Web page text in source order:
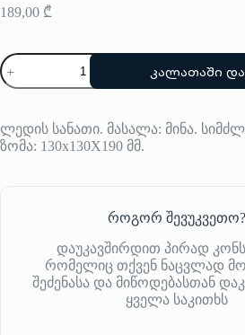
189,00 ₾
რაოდენობა:
სანათი
"Life
Beautiful"MITB
კალათაში
ლედის სანათი. მასალა: მინა.
ზომა: 130x130X190 მმ.
როგორ შევუკვეთო?
დაუკავშირდით პირად
რომელიც თქვენ ნაცვლად
შეძენასა და მიწოდებასთან
ყველა საკითხს